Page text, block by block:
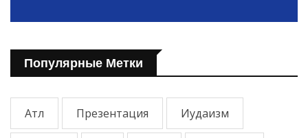
Популярные Метки
Атл Презентация Иудаизм